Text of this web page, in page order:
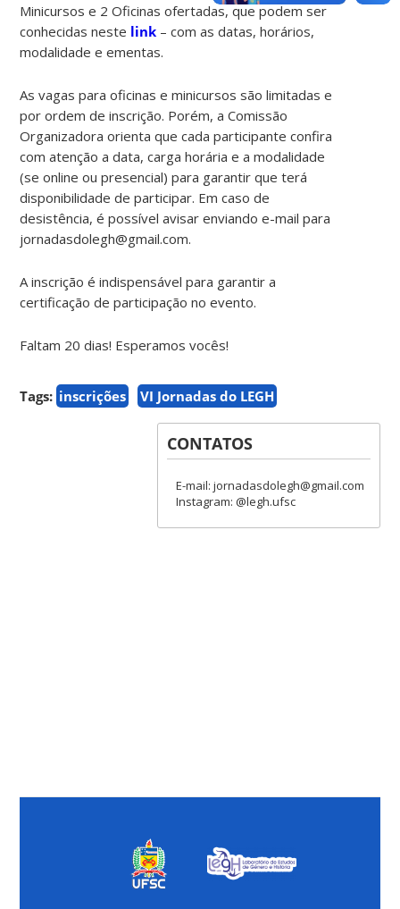
Minicursos e 2 Oficinas ofertadas, que podem ser
conhecidas neste link – com as datas, horários,
modalidade e ementas.
As vagas para oficinas e minicursos são limitadas e
por ordem de inscrição. Porém, a Comissão
Organizadora orienta que cada participante confira
com atenção a data, carga horária e a modalidade
(se online ou presencial) para garantir que terá
disponibilidade de participar. Em caso de
desistência, é possível avisar enviando e-mail para
jornadasdolegh@gmail.com.
A inscrição é indispensável para garantir a
certificação de participação no evento.
Faltam 20 dias! Esperamos vocês!
Tags: inscrições VI Jornadas do LEGH
CONTATOS
E-mail: jornadasdolegh@gmail.com
Instagram: @legh.ufsc